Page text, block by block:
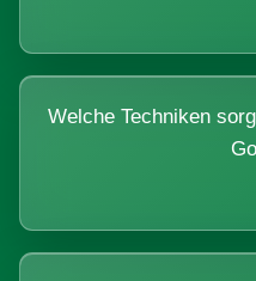
Welche Techniken